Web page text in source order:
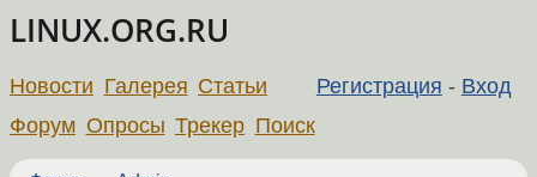
LINUX.ORG.RU
Регистрация - Вход
Новости Галерея Статьи
Форум Опросы Трекер Поиск